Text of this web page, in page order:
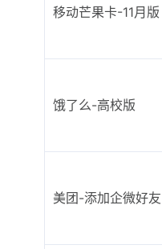
移动芒果卡-11月版
饿了么-高校版
美团-添加企微好友